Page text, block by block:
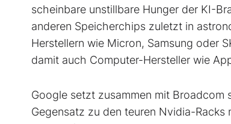
scheinbare unstillbare Hunger der KI-
anderen Speicherchips zuletzt in
Herstellern wie Micron, Samsung oder
damit auch Computer-Hersteller wie
Google setzt zusammen mit Broadcom
Gegensatz zu den teuren Nvidia-